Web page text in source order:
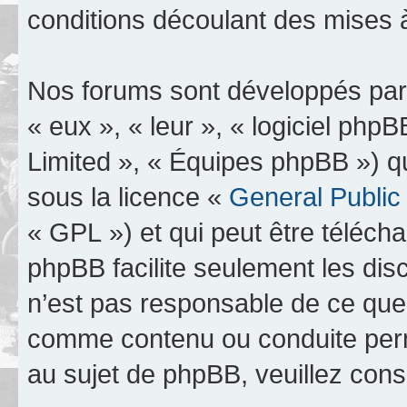
conditions découlant des mises
Nos forums sont développés
« eux », « leur », « logiciel
Limited », « Équipes phpBB »)
sous la licence « General
« GPL ») et qui peut être
phpBB facilite seulement les
n’est pas responsable de ce
comme contenu ou conduite
au sujet de phpBB, veuillez